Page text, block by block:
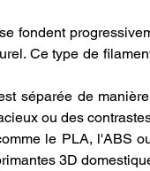
fondent
Ce type de
séparée de
ou des
le PLA, l'ABS
3D